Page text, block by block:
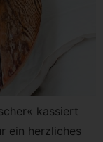
kassiert
ein herzliches